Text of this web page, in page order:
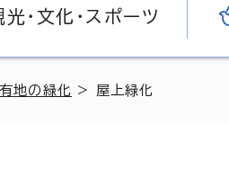
光・文化・スポーツ
地の緑化 > 屋上緑化